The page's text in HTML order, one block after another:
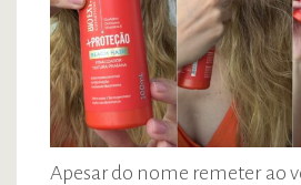
Apesar do nome remeter ao